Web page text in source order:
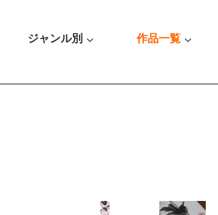
ジャンル別 作品一覧